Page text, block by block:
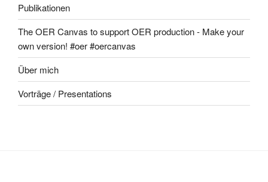
Publikationen
The OER Canvas to support OER production - Make your
own version! #oer #oercanvas
Über mich
Vorträge / Presentations